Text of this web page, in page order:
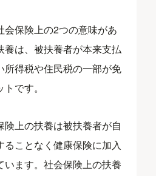
会保険上の2つの意味があ
養は、被扶養者が本来支払
所得税や住民税の一部が免
です。
険上の扶養は被扶養者が自
ることなく健康保険に加入
います。社会保険上の扶養